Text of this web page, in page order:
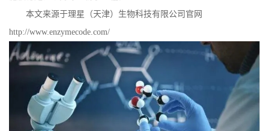
本文来源于理星（天津）生物科技有限公司官网
http://www.enzymecode.com/